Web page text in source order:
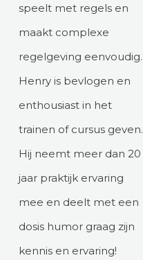
speelt met regels en
maakt complexe
regelgeving eenvoudig.
Henry is bevlogen en
enthousiast in het
trainen of cursus geven.
Hij neemt meer dan 20
jaar praktijk ervaring
mee en deelt met een
dosis humor graag zijn
kennis en ervaring!